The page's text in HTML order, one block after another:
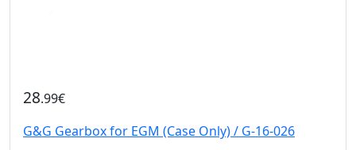
28.99€
G&G Gearbox for EGM (Case Only) / G-16-026